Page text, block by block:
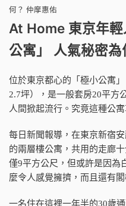
何？ 仲摩惠佑
At Home 東京年
公寓」 人氣秘密
位於東京都心的「極小公寓
2.7坪），是一般套房20平方
人間掀起流行。究竟這種公
每日新聞報導，在東京新宿
的兩層樓公寓，共用的走廊
僅9平方公尺，但或許是因為
麼令人感覺擁擠，而且還有
一名住在這裡一年半的30歲